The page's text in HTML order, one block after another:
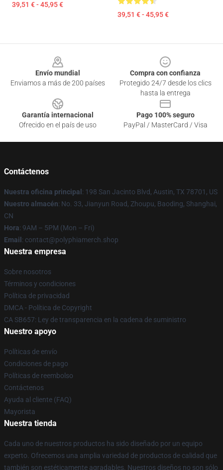
39,51 € - 45,95 €
39,51 € - 45,95 €
Envío mundial
Enviamos a más de 200 países
Compra con confianza
Protegido 24/7 desde los clics
hasta la entrega
Garantía internacional
Ofrecido en el país de uso
Pago 100% seguro
PayPal / MasterCard / Visa
Contáctenos
Nuestra oficina principal : 198 San Jacinto Blvd, Austin, TX 78701, US
Nuestro almacén: No. 33, Jianyun Road, Zhoupu, Baoding, Shanghai,
CN
Hora: 9AM – 5PM (Mon – Fri)
Email : contact@polyphiamerch.shop
Nuestra empresa
Sobre nosotros
Términos y condiciones
Política de privacidad
DMCA - Política de Copyright
CA SB657: Ley de transparencia en la cadena de suministro
Nuestro apoyo
Políticas de envío
Condiciones de pago
Políticas de reembolso
Contáctenos
Ayuda al cliente (FAQ)
Mayorista
Nuestra tienda
Cada uno de nuestros productos ha sido diseñado por un equipo
experto. Ofrecemos una amplia variedad de productos de calidad que
también son estéticamente agradables. Nuestros diseños no son sólo